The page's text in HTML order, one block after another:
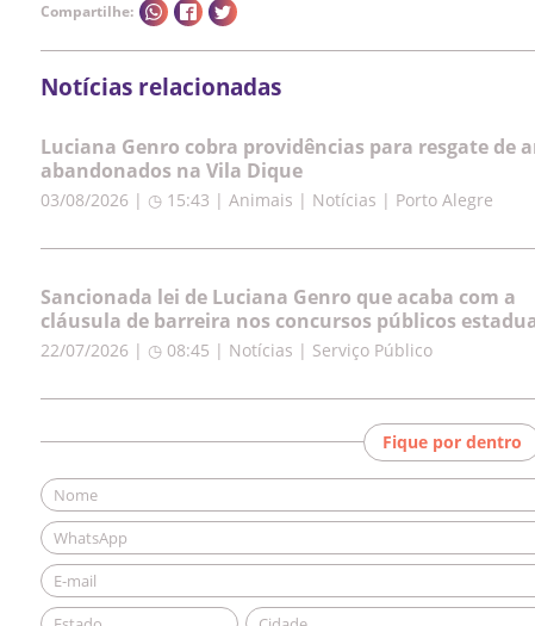
Compartilhe:
Notícias relacionadas
Luciana Genro cobra providências para resgate de
abandonados na Vila Dique
03/08/2026 | ◷ 15:43 | Animais | Notícias | Porto Alegre
Sancionada lei de Luciana Genro que acaba com a
cláusula de barreira nos concursos públicos
22/07/2026 | ◷ 08:45 | Notícias | Serviço Público
Fique por dentro